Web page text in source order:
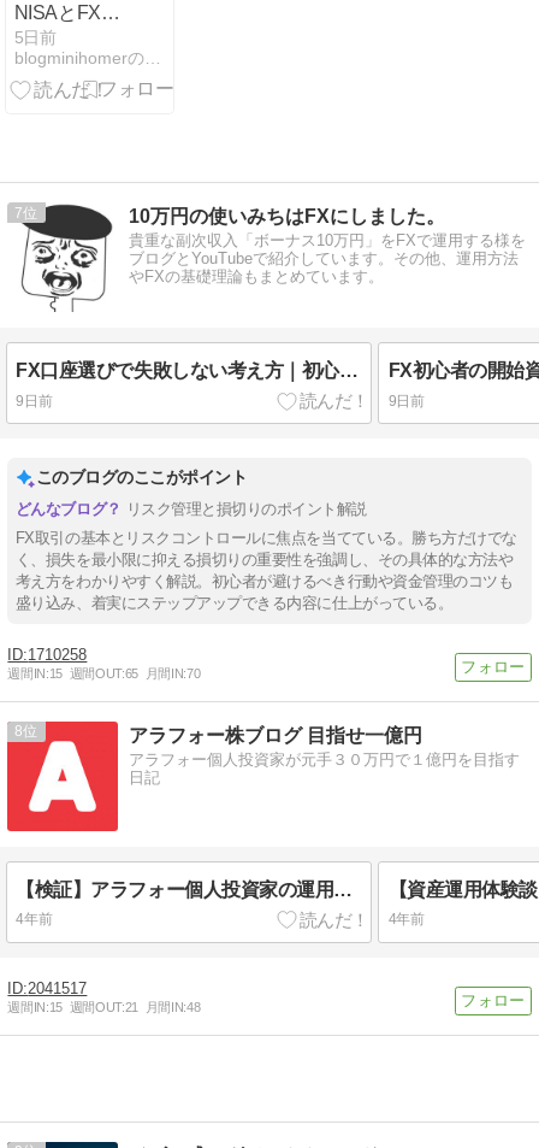
NISAとFX自
動売買、どっ
ちをやるべ
き？両方の特
5日前
blogminihomerのblog
7 10万円の使いみちはFXにしました。
貴重な副次収入「ボーナス10万円」をFXで運用する様を
ブログとYouTubeで紹介しています。その他、運用方法
やFXの基礎理論もまとめています。
FX口座選びで失敗しない考え方｜初心者はランキングより目的で選ぼう
9日前 9日前
このブログのここがポイント
リスク管理と損切りのポイント解説
FX取引の基本とリスクコントロールに焦点を当てている。勝ち方だけでな
く、損失を最小限に抑える損切りの重要性を強調し、その具体的な方法や
考え方をわかりやすく解説。初心者が避けるべき行動や資金管理のコツも
盛り込み、着実にステップアップできる内容に仕上がっている。
1710258
週間IN:15 週間OUT:65 月間IN:70
8 アラフォー株ブログ 目指せ一億円
アラフォー個人投資家が元手３０万円で１億円を目指す
日記
【検証】アラフォー個人投資家の運用成績について|アラフォー投 資日記|20220221
4年前 4年前
2041517
週間IN:15 週間OUT:21 月間IN:48